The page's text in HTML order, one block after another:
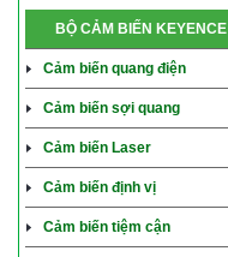
BỘ CẢM BIẾN KEYENCE
Cảm biến quang điện
Cảm biến sợi quang
Cảm biến Laser
Cảm biến định vị
Cảm biến tiệm cận